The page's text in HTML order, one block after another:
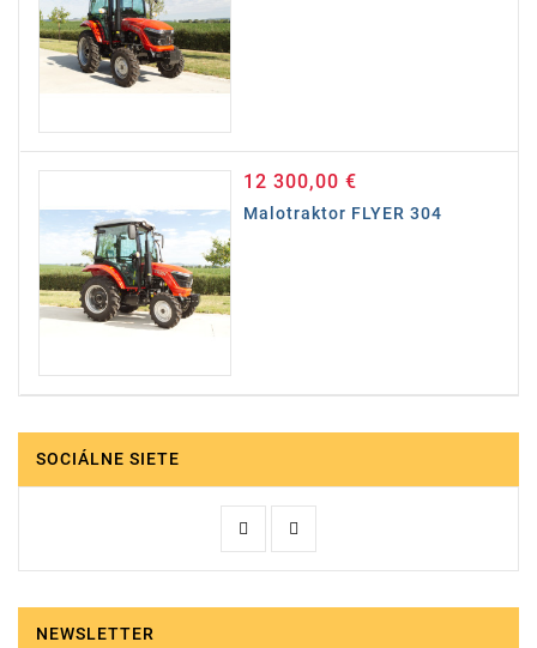
12 300,00 €Cena
Malotraktor FLYER 304
SOCIÁLNE SIETE
NEWSLETTER